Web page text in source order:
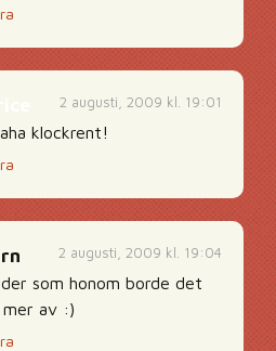
2 augusti, 2009 kl. 19:01
klockrent!
2 augusti, 2009 kl. 19:04
som honom borde det
mer av :)